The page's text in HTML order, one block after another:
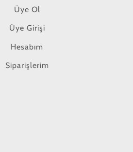
Üye Ol
Üye Girişi
Hesabım
Siparişlerim